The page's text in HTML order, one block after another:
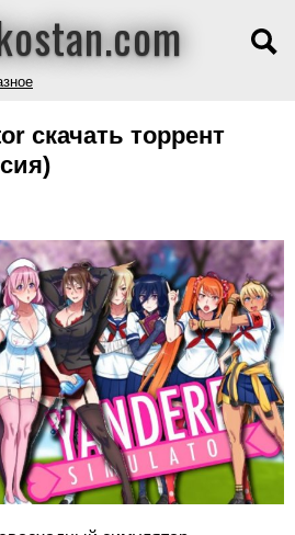
скачать торрент